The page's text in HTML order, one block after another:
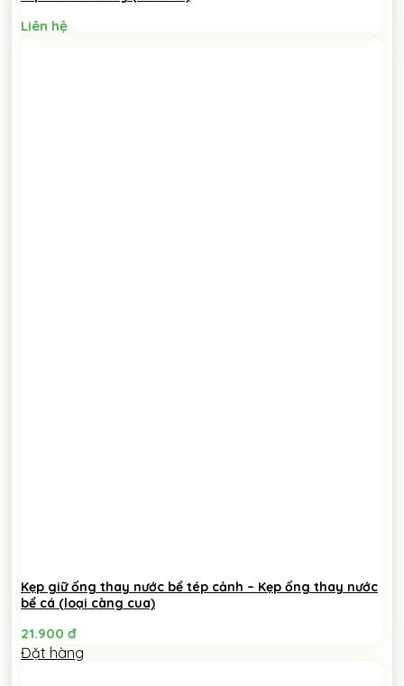
Liên hệ
Kẹp giữ ống thay nước bể tép cảnh – Kẹp ống thay nước
bể cá (loại càng cua)
21.900 đ
Đặt hàng